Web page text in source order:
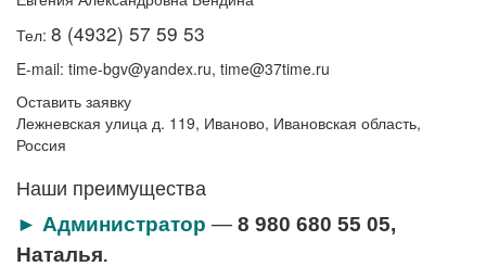
Тел: 8 (4932) 57 59 53
E-mail: time-bgv@yandex.ru, time@37time.ru
Оставить заявку
Лежневская улица д. 119, Иваново, Ивановская область,
Россия
Наши преимущества
► Администратор — 8 980 680 55 05,
Наталья.